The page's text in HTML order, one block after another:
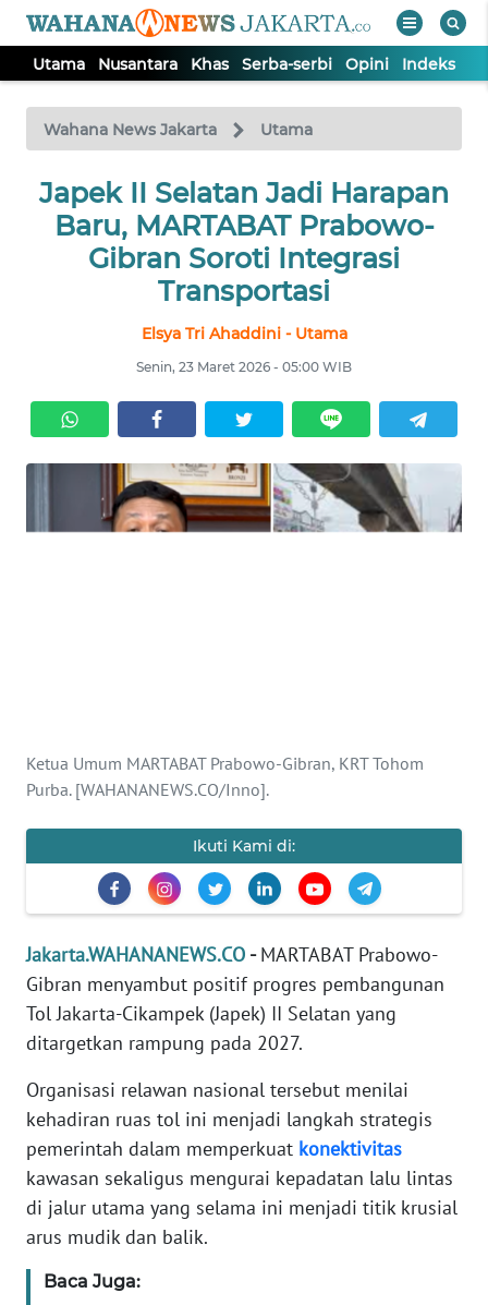
Utama Nusantara Khas Serba-serbi Opini Indeks
Wahana News Jakarta Utama
Japek II Selatan Jadi Harapan
Baru, MARTABAT Prabowo-
Gibran Soroti Integrasi
Transportasi
Elsya Tri Ahaddini - Utama
Senin, 23 Maret 2026 - 05:00 WIB
Ketua Umum MARTABAT Prabowo-Gibran, KRT Tohom
Purba. [WAHANANEWS.CO/Inno].
Ikuti Kami di:
Jakarta.WAHANANEWS.CO -MARTABAT Prabowo-
Gibran menyambut positif progres pembangunan
Tol Jakarta-Cikampek (Japek) II Selatan yang
ditargetkan rampung pada 2027.
Organisasi relawan nasional tersebut menilai
kehadiran ruas tol ini menjadi langkah strategis
pemerintah dalam memperkuat konektivitas
kawasan sekaligus mengurai kepadatan lalu lintas
di jalur utama yang selama ini menjadi titik krusial
arus mudik dan balik.
Baca Juga:
TV
Tutup
UTAMA
NUSANTARA
SERBI
OPINI
TENTANG
KAMI
PEDOMAN
MEDIA
REDAKSI
KARIR
DISCLAIMER
Wahana
News
Regional
SUMUT